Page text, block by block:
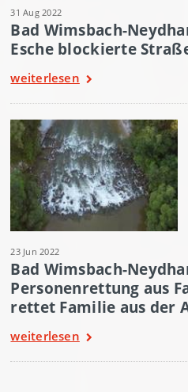
31 Aug 2022
Bad Wimsbach-
Esche blockierte
weiterlesen
23 Jun 2022
Bad Wimsbach-
Personenrettung aus
rettet Familie aus der
weiterlesen